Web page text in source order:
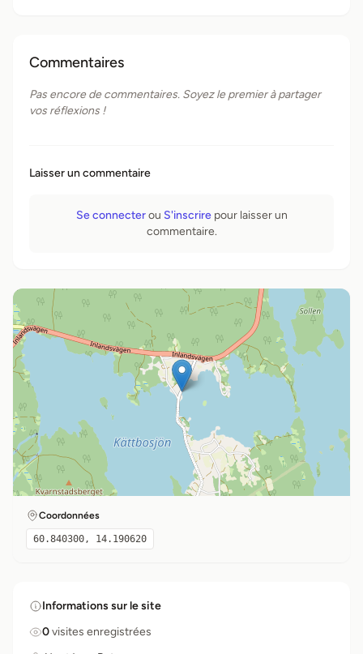
Commentaires
Pas encore de commentaires. Soyez le premier à partager
vos réflexions !
Laisser un commentaire
Se connecterou S'inscrirepour laisser un
commentaire.
Coordonnées
60.840300, 14.190620
Informations sur le site
0visites enregistrées